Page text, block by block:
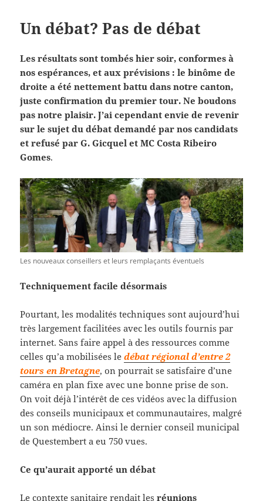
Un débat? Pas de débat
Les résultats sont tombés hier soir, conformes à
nos espérances, et aux prévisions : le binôme de
droite a été nettement battu dans notre canton,
juste confirmation du premier tour. Ne boudons
pas notre plaisir. J’ai cependant envie de revenir
sur le sujet du débat demandé par nos candidats
et refusé par G. Gicquel et MC Costa Ribeiro
Gomes.
Les nouveaux conseillers et leurs remplaçants éventuels
Techniquement facile désormais
Pourtant, les modalités techniques sont aujourd’hui
très largement facilitées avec les outils fournis par
internet. Sans faire appel à des ressources comme
celles qu’a mobilisées ledébat régional d’entre 2
tours en Bretagne, on pourrait se satisfaire d’une
caméra en plan fixe avec une bonne prise de son.
On voit déjà l’intérêt de ces vidéos avec la diffusion
des conseils municipaux et communautaires, malgré
un son médiocre. Ainsi le dernier conseil municipal
de Questembert a eu 750 vues.
Ce qu’aurait apporté un débat
Le contexte sanitaire rendait lesréunions